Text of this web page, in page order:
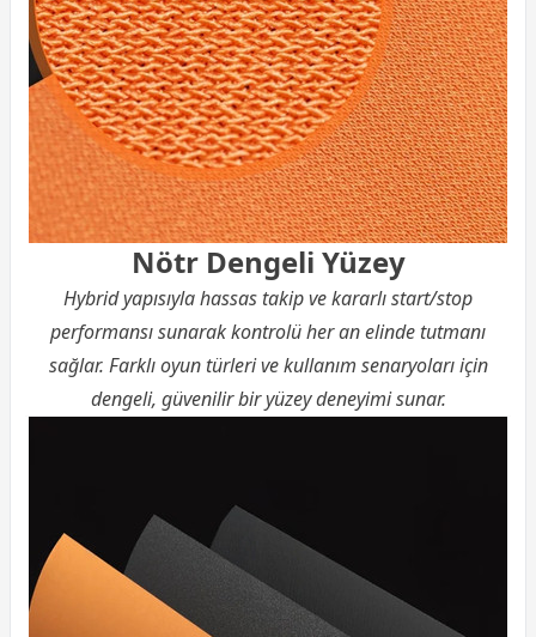
Nötr Dengeli Yüzey
Hybrid yapısıyla hassas takip ve kararlı start/stop
performansı sunarak kontrolü her an elinde tutmanı
sağlar. Farklı oyun türleri ve kullanım senaryoları için
dengeli, güvenilir bir yüzey deneyimi sunar.